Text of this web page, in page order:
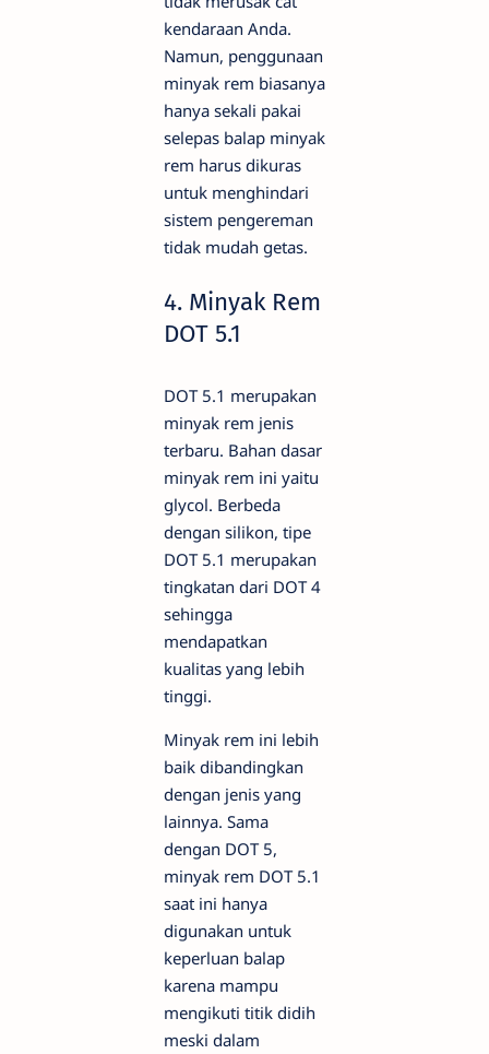
kendaraan Anda.
Namun, penggunaan
minyak rem biasanya
hanya sekali pakai
selepas balap minyak
rem harus dikuras
untuk menghindari
sistem pengereman
tidak mudah getas.
4. Minyak Rem
DOT 5.1
DOT 5.1 merupakan
minyak rem jenis
terbaru. Bahan dasar
minyak rem ini yaitu
glycol. Berbeda
dengan silikon, tipe
DOT 5.1 merupakan
tingkatan dari DOT 4
sehingga
mendapatkan
kualitas yang lebih
tinggi.
Minyak rem ini lebih
baik dibandingkan
dengan jenis yang
lainnya. Sama
dengan DOT 5,
minyak rem DOT 5.1
saat ini hanya
digunakan untuk
keperluan balap
karena mampu
mengikuti titik didih
meski dalam